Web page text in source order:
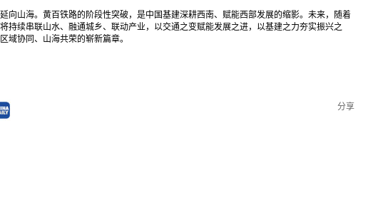
向山海。黄百铁路的阶段性突破，是中国基建深耕西南、赋能西部发展的缩影。未来，随着
持续串联山水、融通城乡、联动产业，以交通之变赋能发展之进，以基建之力夯实振兴之
域协同、山海共荣的崭新篇章。
分享